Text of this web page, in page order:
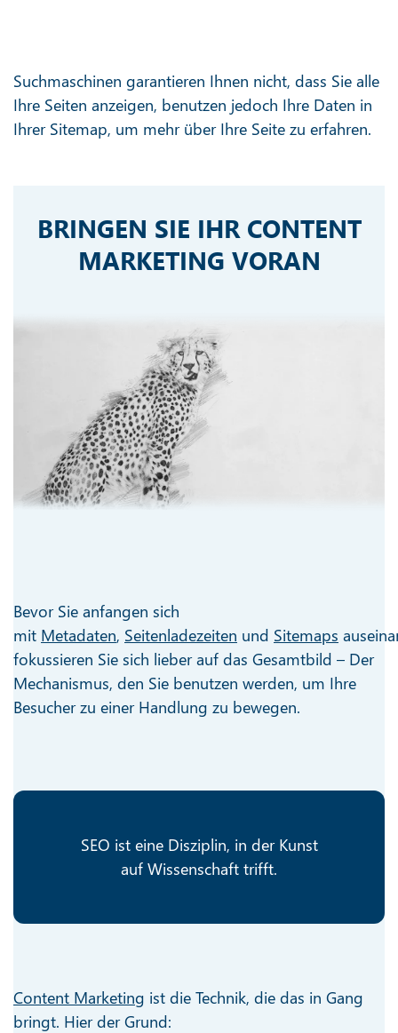
Suchmaschinen garantieren Ihnen nicht, dass Sie alle
Ihre Seiten anzeigen, benutzen jedoch Ihre Daten in
Ihrer Sitemap, um mehr über Ihre Seite zu erfahren.
BRINGEN SIE IHR CONTENT
MARKETING VORAN
Bevor Sie anfangen sich
mit Metadaten, Seitenladezeiten und Sitemaps
fokussieren Sie sich lieber auf das Gesamtbild – Der
Mechanismus, den Sie benutzen werden, um Ihre
Besucher zu einer Handlung zu bewegen.
SEO ist eine Disziplin, in der Kunst
auf Wissenschaft trifft.
Content Marketing ist die Technik, die das in Gang
bringt. Hier der Grund: